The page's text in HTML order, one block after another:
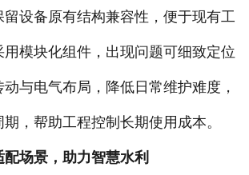
备原有结构兼容性，便于现有工
模块化组件，出现问题可细致定位
与电气布局，降低日常维护难度，
，帮助工程控制长期使用成本。
场景，助力智慧水利